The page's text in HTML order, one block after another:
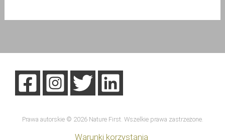
Prawa autorskie © 2026 Nature First. Wszelkie prawa zastrzeżone.
Warunki korzystania